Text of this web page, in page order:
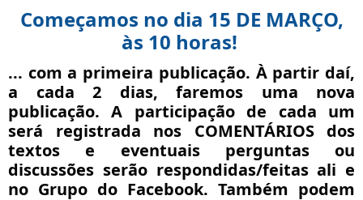
Começamos no dia 15 DE MARÇO,
às 10 horas!
... com a primeira publicação. À partir daí,
a cada 2 dias, faremos uma nova
publicação. A participação de cada um
será registrada nos COMENTÁRIOS dos
textos e eventuais perguntas ou
discussões serão respondidas/feitas ali e
no Grupo do Facebook. Também podem